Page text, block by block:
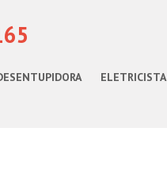
ELETRICISTA